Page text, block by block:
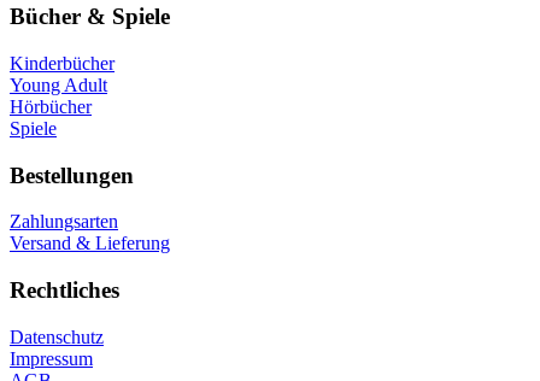
Bücher & Spiele
Kinderbücher
Young Adult
Hörbücher
Spiele
Bestellungen
Zahlungsarten
Versand & Lieferung
Rechtliches
Datenschutz
Impressum